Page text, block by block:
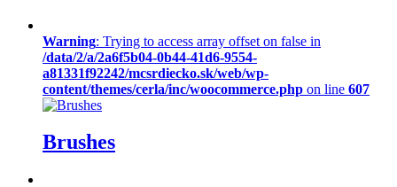
Warning: Trying to access array offset on false in
/data/2/a/2a6f5b04-0b44-41d6-9554-
a81331f92242/mcsrdiecko.sk/web/wp-
content/themes/cerla/inc/woocommerce.php on line 607
Brushes